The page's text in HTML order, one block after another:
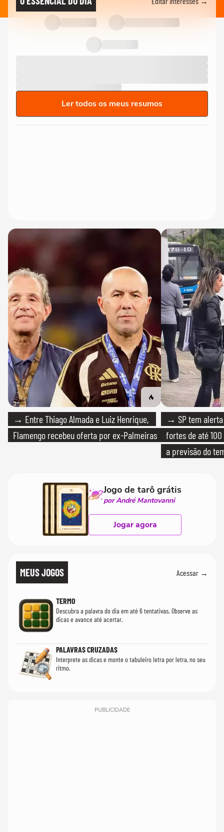
Ler todos os meus resumos
→ Entre Thiago Almada e Luiz Henrique,
Flamengo recebeu oferta por ex-Palmeiras
→ SP tem
fortes de até
a previsão do
Jogo de tarô grátis
por André Mantovanni
Jogar agora
MEUS JOGOS Acessar →
TERMO
Descubra a palavra do dia em até 6 tentativas. Observe as
dicas e avance até acertar.
PALAVRAS CRUZADAS
Interprete as dicas e monte o tabuleiro letra por letra, no seu
ritmo.
PUBLICIDADE